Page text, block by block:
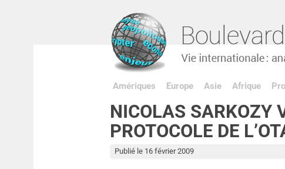
Amériques Europe Asie Afrique
NICOLAS SARKOZY
PROTOCOLE DE
Publié le 16 février 2009